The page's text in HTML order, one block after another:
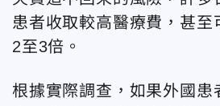
患者收取較高醫療費，甚至
2至3倍。
根據實際調查，如果外國患